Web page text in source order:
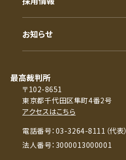
お知らせ
最高裁判所
〒102-8651
東京都千代田区隼町4番2号
アクセスはこちら
電話番号：03-3264-8111（代表）
法人番号：3000013000001